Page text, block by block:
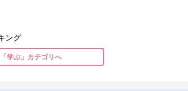
ング
「学ぶ」カテゴリへ